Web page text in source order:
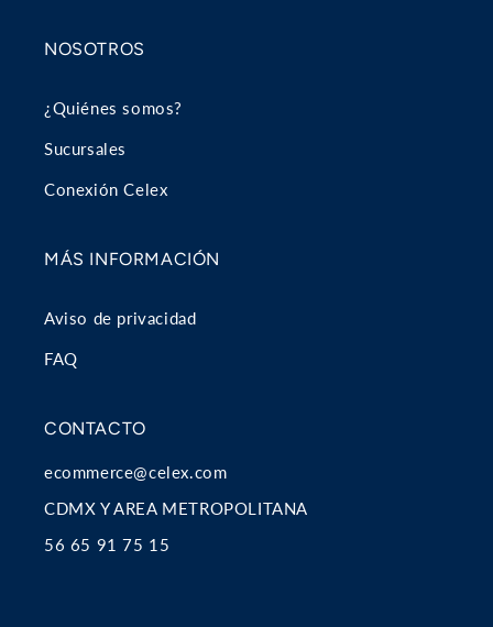
NOSOTROS
¿Quiénes somos?
Sucursales
Conexión Celex
MÁS INFORMACIÓN
Aviso de privacidad
FAQ
CONTACTO
ecommerce@celex.com
CDMX Y AREA METROPOLITANA
56 65 91 75 15